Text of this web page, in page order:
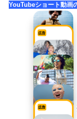
YouTubeショート動画